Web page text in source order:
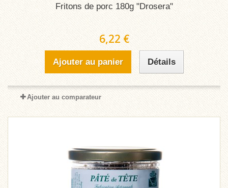
Fritons de porc 180g "Drosera"
6,22 €
Ajouter au panier Détails
Ajouter au comparateur